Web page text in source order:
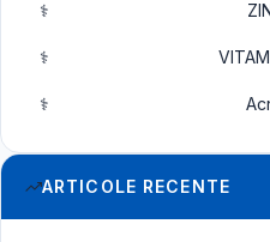
⚕️
⚕️
⚕️
ARTICOLE RECENTE